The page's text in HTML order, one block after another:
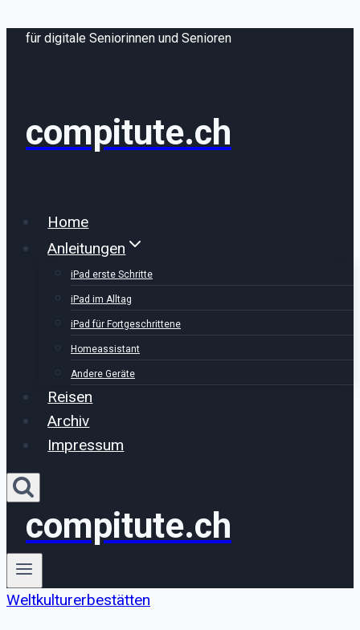
Zumfür digitale Seniorinnen und Senioren
compitute.ch
Home
Anleitungen
iPad erste Schritte
iPad im Alltag
iPad für Fortgeschrittene
Homeassistant
Andere Geräte
Reisen
Archiv
Impressum
compitute.ch
Weltkulturerbestätten